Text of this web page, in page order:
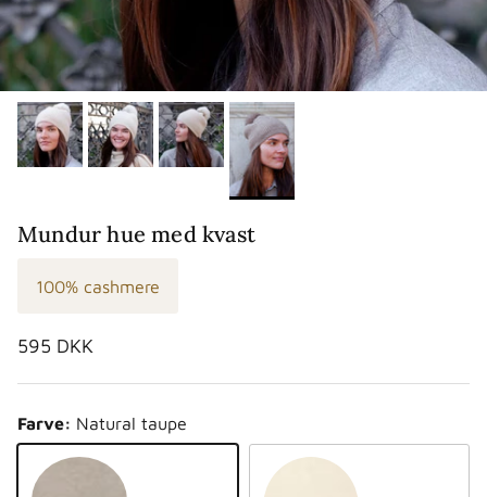
Mundur hue med kvast
100% cashmere
Normalpris
595 DKK
Farve: Natural taupe